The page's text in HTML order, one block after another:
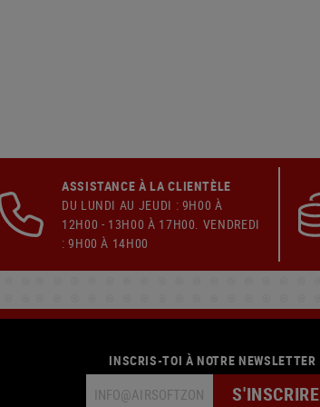
ASSISTANCE À LA CLIENTÈLE
DU LUNDI AU JEUDI : 9H00 À
12H00 - 13H00 À 17H00. VENDREDI
: 9H00 À 14H00
INSCRIS-TOI À NOTRE NEWSLETTER
S'INSCRIRE